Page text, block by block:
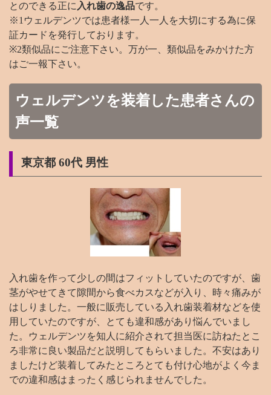
とのできる正に入れ歯の逸品です。
※1ウェルデンツでは患者様一人一人を大切にする為に保
証カードを発行しております。
※2類似品にご注意下さい。万が一、類似品をみかけた方
はご一報下さい。
ウェルデンツを装着した患者さんの
声一覧
東京都 60代 男性
入れ歯を作って少しの間はフィットしていたのですが、歯
茎がやせてきて隙間から食べカスなどが入り、時々痛みが
はしりました。一般に販売している入れ歯装着材などを使
用していたのですが、とても違和感があり悩んでいまし
た。ウェルデンツを知人に紹介されて担当医に訪ねたとこ
ろ非常に良い製品だと説明してもらいました。不安はあり
ましたけど装着してみたところとても付け心地がよく今ま
での違和感はまったく感じられませんでした。